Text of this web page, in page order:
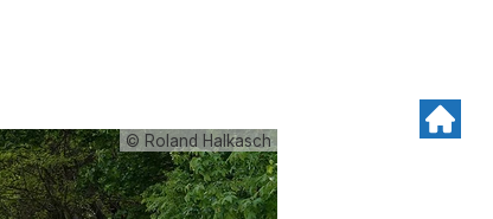
© Roland Halkasch